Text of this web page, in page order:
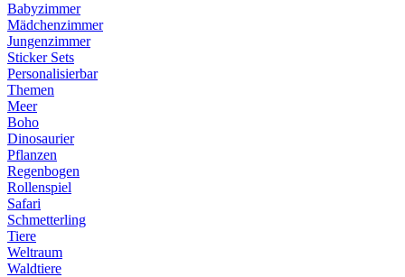
Babyzimmer
Mädchenzimmer
Jungenzimmer
Sticker Sets
Personalisierbar
Themen
Meer
Boho
Dinosaurier
Pflanzen
Regenbogen
Rollenspiel
Safari
Schmetterling
Tiere
Weltraum
Waldtiere